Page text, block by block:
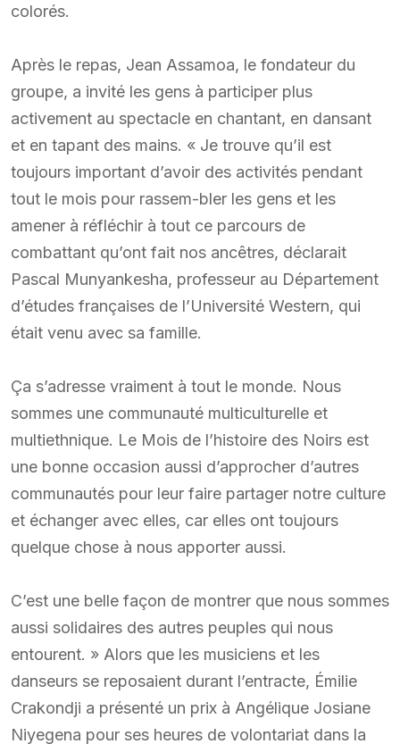
colorés.
Après le repas, Jean Assamoa, le fondateur du
groupe, a invité les gens à participer plus
activement au spectacle en chantant, en dansant
et en tapant des mains. « Je trouve qu’il est
toujours important d’avoir des activités pendant
tout le mois pour rassem-bler les gens et les
amener à réfléchir à tout ce parcours de
combattant qu’ont fait nos ancêtres, déclarait
Pascal Munyankesha, professeur au Département
d’études françaises de l’Université Western, qui
était venu avec sa famille.
Ça s’adresse vraiment à tout le monde. Nous
sommes une communauté multiculturelle et
multiethnique. Le Mois de l’histoire des Noirs est
une bonne occasion aussi d’approcher d’autres
communautés pour leur faire partager notre culture
et échanger avec elles, car elles ont toujours
quelque chose à nous apporter aussi.
C’est une belle façon de montrer que nous sommes
aussi solidaires des autres peuples qui nous
entourent. » Alors que les musiciens et les
danseurs se reposaient durant l’entracte, Émilie
Crakondji a présenté un prix à Angélique Josiane
Niyegena pour ses heures de volontariat dans la